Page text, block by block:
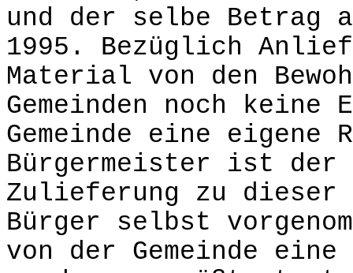
und der selbe Betrag
1995. Bezüglich
Material von den
Gemeinden noch
Gemeinde eine
Bürgermeister ist der
Zulieferung zu dieser
Bürger selbst
von der Gemeinde